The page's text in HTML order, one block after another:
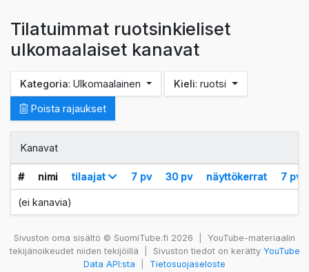
Tilatuimmat ruotsinkieliset
ulkomaalaiset kanavat
Kategoria: Ulkomaalainen Kieli: ruotsi
Poista rajaukset
Kanavat
# nimi tilaajat 7 pv 30 pv näyttökerrat 7 pv
(ei kanavia)
Sivuston oma sisältö © SuomiTube.fi 2026
YouTube-materiaalin
tekijänoikeudet niiden tekijöillä
Sivuston tiedot on kerätty YouTube
Data API:sta
Tietosuojaseloste